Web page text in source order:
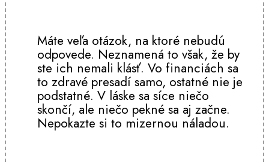
Máte veľa otázok, na ktoré nebudú
odpovede. Neznamená to však, že by
ste ich nemali klásť. Vo financiách sa
to zdravé presadí samo, ostatné nie je
podstatné. V láske sa síce niečo
skončí, ale niečo pekné sa aj začne.
Nepokazte si to mizernou náladou.